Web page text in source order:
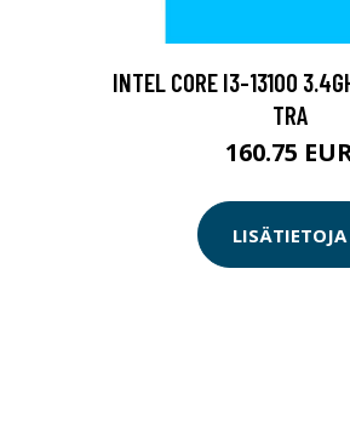
INTEL CORE I3-13100
TRA
160.75
LISÄTIETOJA